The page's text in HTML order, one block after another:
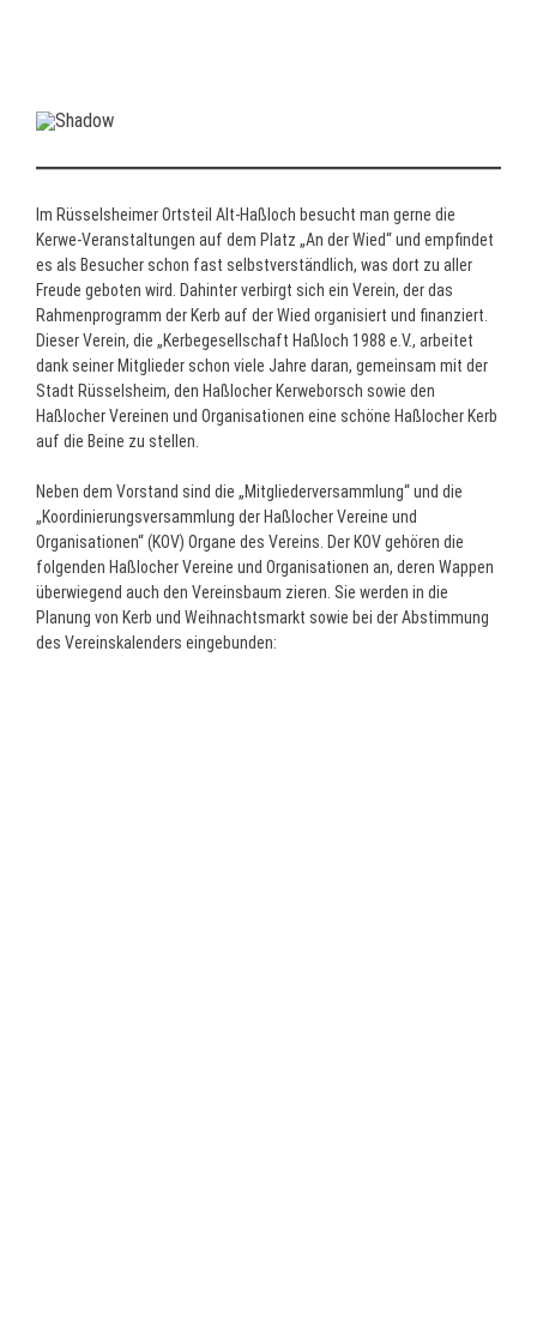
Im Rüsselsheimer Ortsteil Alt-Haßloch besucht man gerne die
Kerwe-Veranstaltungen auf dem Platz „An der Wied“ und empfindet
es als Besucher schon fast selbstverständlich, was dort zu aller
Freude geboten wird. Dahinter verbirgt sich ein Verein, der das
Rahmenprogramm der Kerb auf der Wied organisiert und finanziert.
Dieser Verein, die „Kerbegesellschaft Haßloch 1988 e.V., arbeitet
dank seiner Mitglieder schon viele Jahre daran, gemeinsam mit der
Stadt Rüsselsheim, den Haßlocher Kerweborsch sowie den
Haßlocher Vereinen und Organisationen eine schöne Haßlocher Kerb
auf die Beine zu stellen.
Neben dem Vorstand sind die „Mitgliederversammlung“ und die
„Koordinierungsversammlung der Haßlocher Vereine und
Organisationen“ (KOV) Organe des Vereins. Der KOV gehören die
folgenden Haßlocher Vereine und Organisationen an, deren Wappen
überwiegend auch den Vereinsbaum zieren. Sie werden in die
Planung von Kerb und Weihnachtsmarkt sowie bei der Abstimmung
des Vereinskalenders eingebunden: